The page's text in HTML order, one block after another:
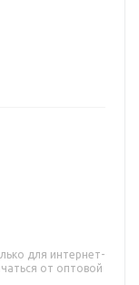
для интернет-
от оптовой